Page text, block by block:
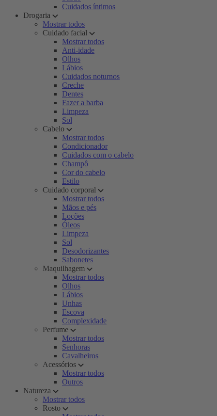
Cuidados íntimos
Drogaria
Mostrar todos
Cuidado facial
Mostrar todos
Anti-idade
Olhos
Lábios
Cuidados noturnos
Creche
Dentes
Fazer a barba
Limpeza
Sol
Cabelo
Mostrar todos
Condicionador
Cuidados com o cabelo
Champô
Cor do cabelo
Estilo
Cuidado corporal
Mostrar todos
Mãos e pés
Loções
Óleos
Limpeza
Sol
Desodorizantes
Sabonetes
Maquilhagem
Mostrar todos
Olhos
Lábios
Unhas
Escova
Complexidade
Perfume
Mostrar todos
Senhoras
Cavalheiros
Acessórios
Mostrar todos
Outros
Natureza
Mostrar todos
Rosto